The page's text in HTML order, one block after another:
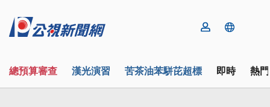
總預算審查 漢光演習 苦茶油苯駢芘超標 即時 熱